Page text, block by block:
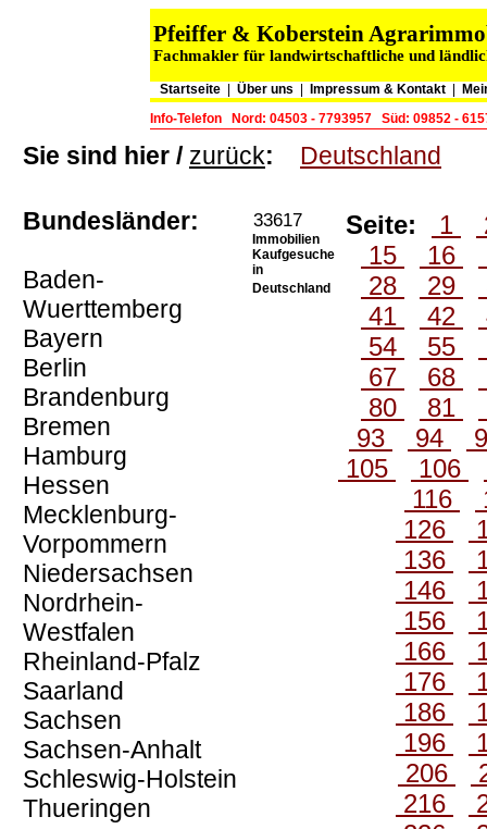
Pfeiffer & Koberstein
Fachmakler für landwirtschaftliche und
Startseite Über uns Impressum & Kontakt
Info-Telefon
Nord: 04503 - 7793957 Süd: 09852 -
Sie sind hier / zurück: Deutschland
Bundesländer:
Baden-
Wuerttemberg
Bayern
Berlin
Brandenburg
Bremen
Hamburg
Hessen
Mecklenburg-
Vorpommern
Niedersachsen
Nordrhein-
Westfalen
Rheinland-Pfalz
Saarland
Sachsen
Sachsen-Anhalt
Schleswig-Holstein
Thueringen
33617
Immobilien
Kaufgesuche
in
Deutschland
Seite: 1
15
16
28
29
41
42
54
55
67
68
80
81
93
94
105
106
116
126
136
146
156
166
176
186
196
206
216